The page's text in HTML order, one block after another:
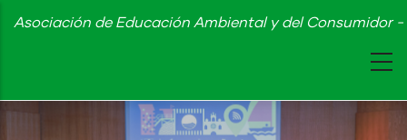
Skip
content
Asociación de Educación Ambiental y del Consumidor